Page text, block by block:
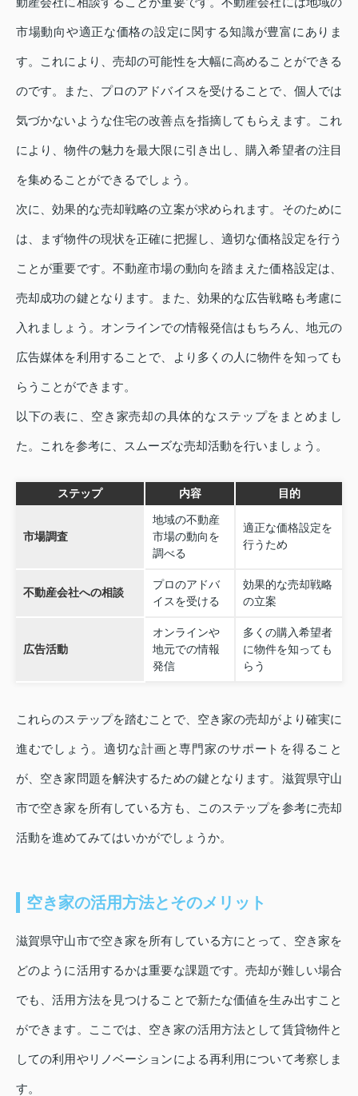
市場動向や適正な価格の設定に関する知識が豊富にありま
す。これにより、売却の可能性を大幅に高めることができる
のです。また、プロのアドバイスを受けることで、個人では
気づかないような住宅の改善点を指摘してもらえます。これ
により、物件の魅力を最大限に引き出し、購入希望者の注目
を集めることができるでしょう。
次に、効果的な売却戦略の立案が求められます。そのために
は、まず物件の現状を正確に把握し、適切な価格設定を行う
ことが重要です。不動産市場の動向を踏まえた価格設定は、
売却成功の鍵となります。また、効果的な広告戦略も考慮に
入れましょう。オンラインでの情報発信はもちろん、地元の
広告媒体を利用することで、より多くの人に物件を知っても
らうことができます。
以下の表に、空き家売却の具体的なステップをまとめまし
た。これを参考に、スムーズな売却活動を行いましょう。
ステップ 内容 目的
市場調査
地域の不動産
市場の動向を
調べる
適正な価格設定を
行うため
不動産会社への相談
プロのアドバ
イスを受ける
効果的な売却戦略
の立案
広告活動
オンラインや
地元での情報
発信
多くの購入希望者
に物件を知っても
らう
これらのステップを踏むことで、空き家の売却がより確実に
進むでしょう。適切な計画と専門家のサポートを得ること
が、空き家問題を解決するための鍵となります。滋賀県守山
市で空き家を所有している方も、このステップを参考に売却
活動を進めてみてはいかがでしょうか。
空き家の活用方法とそのメリット
滋賀県守山市で空き家を所有している方にとって、空き家を
どのように活用するかは重要な課題です。売却が難しい場合
でも、活用方法を見つけることで新たな価値を生み出すこと
ができます。ここでは、空き家の活用方法として賃貸物件と
しての利用やリノベーションによる再利用について考察しま
す。